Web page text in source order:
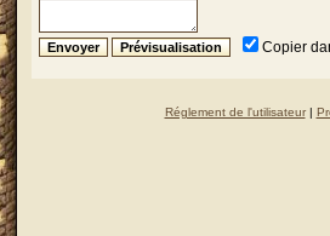
Copier
Réglement de l'utilisateur|